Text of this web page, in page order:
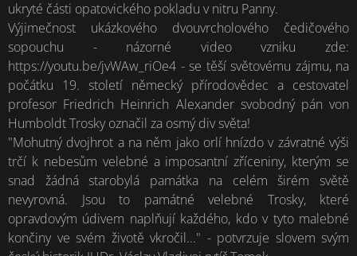
ukryté části opatovického pokladu v nitru Panny.
Výjimečnost ukázkového dvouvrcholového čedičového
sopouchu - názorné video vzniku zde:
https://youtu.be/jvWAw_riOe4 - se těší světovému zájmu, na
počátku 19. století německý přírodovědec a cestovatel
profesor Friedrich Heinrich Alexander svobodný pán von
Humboldt Trosky označil za osmý div světa!
"Mohutný dvojhrot a na něm jako orlí hnízdo v závratné výši
trčí k nebesům velebné a imposantní zříceniny, kterým se
snad žádná starobylá památka na celém širém světě
nevyrovná. Jsou to památné velebné Trosky, které
opravdovým údivem naplňují každého, kdo v tyto malebné
končiny ve svém životě vkročil..." - potvrzuje slovem svým